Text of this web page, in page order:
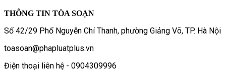
THÔNG TIN TÒA SOẠN
Số 42/29 Phố Nguyễn Chí Thanh, phường Giảng Võ, TP. Hà Nội
toasoan@phapluatplus.vn
Điện thoại liên hệ - 0904309996